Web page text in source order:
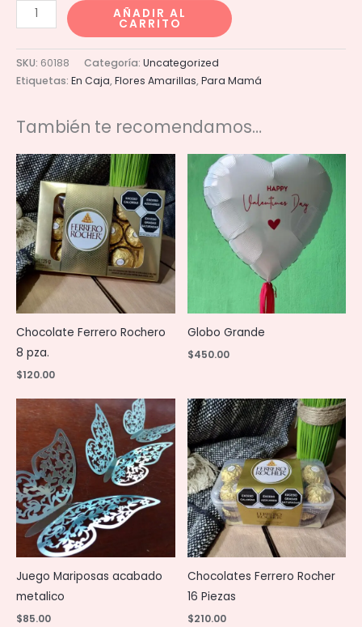
Caja
Circular
Gde
Lechera
cantidad
AÑADIR AL
CARRITO
SKU: 60188 Categoría: Uncategorized
Etiquetas: En Caja,Flores Amarillas,Para Mamá
También te recomendamos…
Chocolate Ferrero Rochero
8 pza.
$120.00
Globo Grande
$450.00
Juego Mariposas acabado
metalico
$85.00
Chocolates Ferrero Rocher
16 Piezas
$210.00